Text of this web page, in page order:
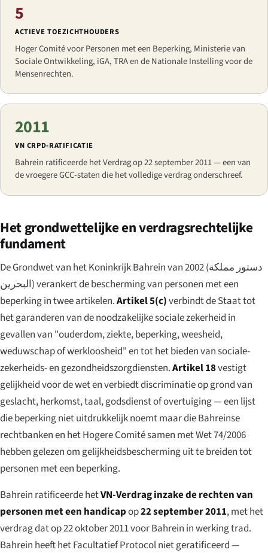
5
ACTIEVE TOEZICHTHOUDERS
Hoger Comité voor Personen met een Beperking, Ministerie van
Sociale Ontwikkeling, iGA, TRA en de Nationale Instelling voor de
Mensenrechten.
2011
VN CRPD-RATIFICATIE
Bahrein ratificeerde het Verdrag op 22 september 2011 — een van
de vroegere GCC-staten die het volledige verdrag onderschreef.
Het grondwettelijke en verdragsrechtelijke
fundament
De Grondwet van het Koninkrijk Bahrein van 2002 (دستور مملكة
البحرين) verankert de bescherming van personen met een
beperking in twee artikelen.Artikel 5(c)verbindt de Staat tot
het garanderen van de noodzakelijke sociale zekerheid in
gevallen van "ouderdom, ziekte, beperking, weesheid,
weduwschap of werkloosheid" en tot het bieden van sociale-
zekerheids- en gezondheidszorgdiensten.Artikel 18vestigt
gelijkheid voor de wet en verbiedt discriminatie op grond van
geslacht, herkomst, taal, godsdienst of overtuiging — een lijst
die beperking niet uitdrukkelijk noemt maar die Bahreinse
rechtbanken en het Hogere Comité samen met Wet 74/2006
hebben gelezen om gelijkheidsbescherming uit te breiden tot
personen met een beperking.
Bahrein ratificeerde hetVN-Verdrag inzake de rechten van
personen met een handicapop22 september 2011, met het
verdrag dat op 22 oktober 2011 voor Bahrein in werking trad.
Bahrein heeft het Facultatief Protocol niet geratificeerd —